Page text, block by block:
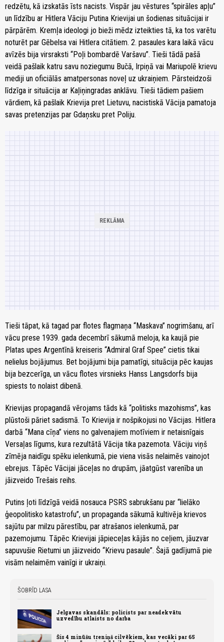
redzētu, kā izskatās īsts nacists. Vispār jau vēstures “spirāles apļu”
un līdzību ar Hitlera Vāciju Putina Krievijai un šodienas situācijai ir
pārpārēm. Kremļa ideologi jo bieži mēdz izteikties tā, ka tos varētu
noturēt par Gēbelsa vai Hitlera citātiem. 2. pasaules kara laikā vācu
avīzēs bija virsraksti “Poļi bombardē Varšavu”. Tieši tādā pašā
veidā pašlaik katru savu noziegumu Bučā, Irpiņā vai Mariupolē krievu
mediji un oficiālās amatpersonas noveļ uz ukraiņiem. Pārsteidzoši
līdzīga ir situācija ar Kaļiņingradas anklāvu. Tieši tādiem pašiem
vārdiem, kā pašlaik Krievija pret Lietuvu, nacistiskā Vācija pamatoja
savas pretenzijas par Gdaņsku pret Poliju.
Tieši tāpat, kā tagad par flotes flagmaņa “Maskava” nogrimšanu, arī
vācu prese 1939. gada decembrī sākumā meloja, ka kaujā pie
Platas upes Argentīnā kreiseris “Admiral Graf Spee” cietis tikai
nelielus bojājumus. Bet bojājumi bija pamatīgi, situācija pēc kaujas
bija bezcerīga, un vācu flotes virsnieks Hanss Langsdorfs bija
spiests to nolaist dibenā.
Krievijas propagandā vērojams tāds kā “politisks mazohisms”, kas
plūstoši pāriet sadismā. To Krievija ir nošpikojusi no Vācijas. Hitlera
darbā “Mana cīņa” viens no galvenajiem motīviem ir netaisnīgais
Versaļas līgums, kura rezultātā Vācija tika pazemota. Vāciju viņš
zīmēja naidīgu spēku ielenkumā, pie viena visās nelaimēs vainojot
ebrejus. Tāpēc Vācijai jāceļas no drupām, jāatgūst varenība un
jāizveido Trešais reihs.
Putins ļoti līdzīgā veidā nosauca PSRS sabrukšanu par “lielāko
ģeopolitisko katastrofu”, un propaganda sākumā kultivēja krievos
sajūtu par milzu pārestību, par atrašanos ielenkumā, par
pazemojumu. Tāpēc Krievijai jāpieceļas kājās no ceļiem, jāuzvar
sapuvušie Rietumi un jāizveido “Krievu pasaule”. Šajā gadījumā pie
visām nelaimēm vainīgi ir ukraiņi.
ŠOBRĪD LASA
Jelgavas skandāls: policists par neadekvātu
uzvedību atlaists no darba
Šis 4 minūšu treniņš cilvēkiem, kas vecāki par 65